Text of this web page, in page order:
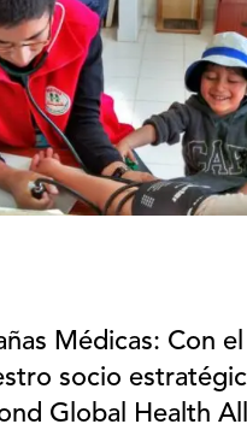
Médicas: Con
socio
Global Health